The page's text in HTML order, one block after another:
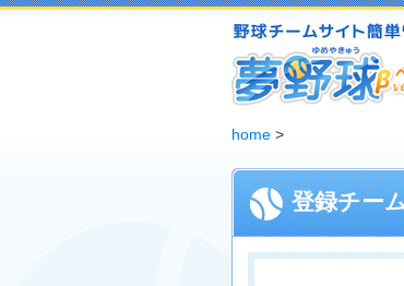
home >
登録チー